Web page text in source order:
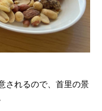
されるので、首里の景